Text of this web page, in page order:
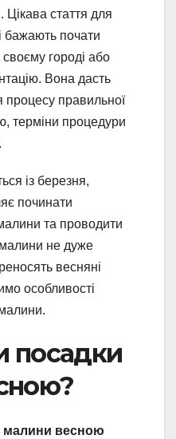
Цікава стаття для
бажають почати
городі або
Вона дасть
процесу правильної
терміни процедури
із березня,
починати
та проводити
не дуже
весняні
особливості
посадки
малини весною